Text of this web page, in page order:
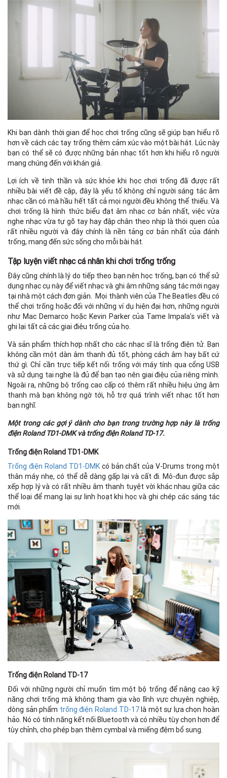
Khi bạn dành thời gian để học chơi trống cũng sẽ giúp bạn hiểu rõ
hơn về cách các tay trống thêm cảm xúc vào một bài hát. Lúc này
bạn có thể sẽ có được những bản nhạc tốt hơn khi hiểu rõ người
mang chúng đến với khán giả.
Lợi ích về tinh thần và sức khỏe khi học chơi trống đã được rất
nhiều bài viết đề cập, đây là yếu tố không chỉ người sáng tác âm
nhạc cần có mà hầu hết tất cả mọi người đều không thể thiếu. Và
chơi trống là hình thức biểu đạt âm nhạc cơ bản nhất, việc vừa
nghe nhạc vừa tự gõ tay hay đập chân theo nhịp là thói quen của
rất nhiều người và đây chính là nền tảng cơ bản nhất của đánh
trống, mang đến sức sống cho mỗi bài hát.
Tập luyện viết nhạc cá nhân khi chơi trống trống
Đây cũng chính là lý do tiếp theo bạn nên học trống, bạn có thể sử
dụng nhạc cụ này để viết nhạc và ghi âm những sáng tác mới ngay
tại nhà một cách đơn giản. Mọi thành viên của The Beatles đều có
thể chơi trống hoặc đối với những ví dụ hiện đại hơn, những người
như Mac Demarco hoặc Kevin Parker của Tame Impala’s viết và
ghi lại tất cả các giai điệu trống của họ.
Và sản phẩm thích hợp nhất cho các nhạc sĩ là trống điện tử. Bạn
không cần một dàn âm thanh đủ tốt, phòng cách âm hay bất cứ
thứ gì. Chỉ cần trực tiếp kết nối trống với máy tính qua cổng USB
và sử dụng tai nghe là đủ để bạn tạo nên giai điệu của riêng mình.
Ngoài ra, những bộ trống cao cấp có thêm rất nhiều hiệu ứng âm
thanh mà bạn không ngờ tới, hỗ trợ quá trình viết nhạc tốt hơn
bạn nghĩ.
Một trong các gợi ý dành cho bạn trong trường hợp này là trống
điện Roland TD1-DMK và trống điện Roland TD-17.
Trống điện Roland TD1-DMK
Trống điện Roland TD1-DMKcó bản chất của V-Drums trong một
thân máy nhẹ, có thể dễ dàng gấp lại và cất đi. Mô-đun được sắp
xếp hợp lý và có rất nhiều âm thanh tuyệt vời khác nhau giữa các
thể loại để mang lại sự linh hoạt khi học và ghi chép các sáng tác
mới.
Trống điện Roland TD-17
Đối với những người chỉ muốn tìm một bộ trống để nâng cao kỹ
năng chơi trống mà không tham gia vào lĩnh vực chuyên nghiệp,
dòng sản phẩm trống điện Roland TD-17là một sự lựa chọn hoàn
hảo. Nó có tính năng kết nối Bluetooth và có nhiều tùy chọn hơn để
tùy chỉnh, cho phép bạn thêm cymbal và miếng đệm bổ sung.